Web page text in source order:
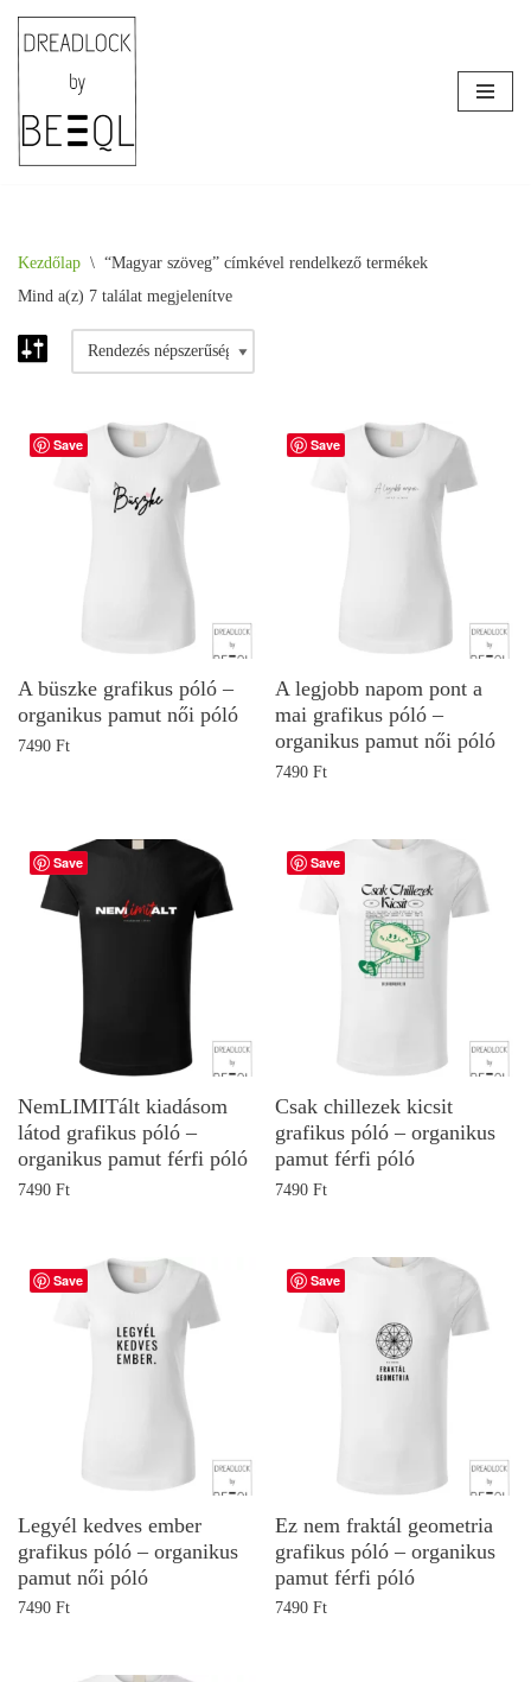
Skip
to
Kezdőlap \ “Magyar szöveg” címkével rendelkező termékek
Mind a(z) 7 találat megjelenítve
Save
A büszke grafikus póló –
organikus pamut női póló
7490 Ft
Save
A legjobb napom pont a
mai grafikus póló –
organikus pamut női póló
7490Ft
Save
NemLIMITált kiadásom
látod grafikus póló –
organikus pamut férfi póló
7490 Ft
Save
Csak chillezek kicsit
grafikus póló – organikus
pamut férfi póló
7490Ft
Save
Legyél kedves ember
grafikus póló – organikus
pamut női póló
7490 Ft
Save
Ez nem fraktál geometria
grafikus póló – organikus
pamut férfi póló
7490Ft